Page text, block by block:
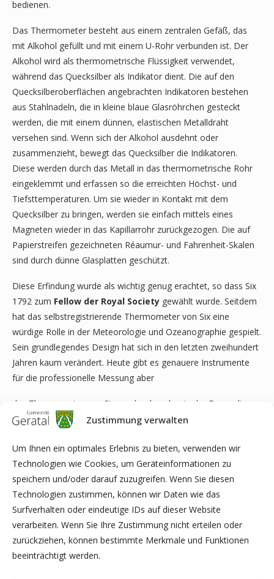
Zustimmung verwalten
Um Ihnen ein optimales Erlebnis zu bieten, verwenden wir
Technologien wie Cookies, um Geräteinformationen zu
speichern und/oder darauf zuzugreifen. Wenn Sie diesen
Technologien zustimmen, können wir Daten wie das
Surfverhalten oder eindeutige IDs auf dieser Website
verarbeiten. Wenn Sie Ihre Zustimmung nicht erteilen oder
zurückziehen, können bestimmte Merkmale und Funktionen
beeinträchtigt werden.
bedienen.
Das Thermometer besteht aus einem zentralen Gefäß, das
mit Alkohol gefüllt und mit einem U-Rohr verbunden ist. Der
Alkohol wird als thermometrische Flüssigkeit verwendet,
während das Quecksilber als Indikator dient. Die auf den
Quecksilberoberflächen angebrachten Indikatoren bestehen
aus Stahlnadeln, die in kleine blaue Glasröhrchen gesteckt
werden, die mit einem dünnen, elastischen Metalldraht
versehen sind. Wenn sich der Alkohol ausdehnt oder
zusammenzieht, bewegt das Quecksilber die Indikatoren.
Diese werden durch das Metall in das thermometrische Rohr
eingeklemmt und erfassen so die erreichten Höchst- und
Tiefsttemperaturen. Um sie wieder in Kontakt mit dem
Quecksilber zu bringen, werden sie einfach mittels eines
Magneten wieder in das Kapillarrohr zurückgezogen. Die auf
Papierstreifen gezeichneten Réaumur- und Fahrenheit-Skalen
sind durch dünne Glasplatten geschützt.
Diese Erfindung wurde als wichtig genug erachtet, so dass Six
1792 zum Fellow der Royal Society gewählt wurde. Seitdem
hat das selbstregistrierende Thermometer von Six eine
würdige Rolle in der Meteorologie und Ozeanographie gespielt.
Sein grundlegendes Design hat sich in den letzten zweihundert
Jahren kaum verändert. Heute gibt es genauere Instrumente
für die professionelle Messung aber
das Thermometer von Six, noch erkennbar in der Form, die er
1780 entwarf, ist noch immer ein beliebtes und zuverlässiges
finden ist.
Nur wenige Instrumente haben ein so langes und erfolgreiches
Dasein genossen.
Deutsches Thermometermuseum Geraberg